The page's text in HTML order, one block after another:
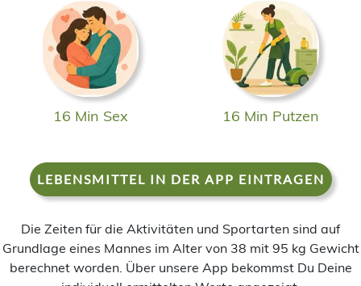
16 Min Sex 16 Min Putzen
LEBENSMITTEL IN DER APP EINTRAGEN
Die Zeiten für die Aktivitäten und Sportarten sind auf
Grundlage eines Mannes im Alter von 38 mit 95 kg Gewicht
berechnet worden. Über unsere App bekommst Du Deine